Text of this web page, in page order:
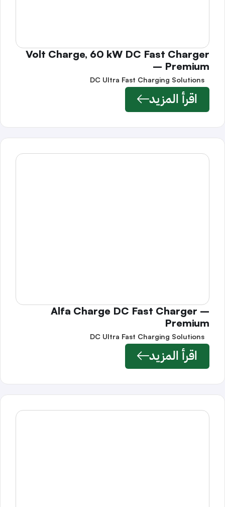
Volt Charge, 60 kW DC Fast Charger
– Premium
DC Ultra Fast Charging Solutions
اقرأ المزيد
Alfa Charge DC Fast Charger –
Premium
DC Ultra Fast Charging Solutions
اقرأ المزيد